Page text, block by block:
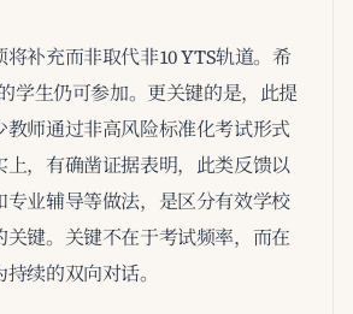
补充而非取代非10 YTS轨道。希
学生仍可参加。更关键的是，此提
教师通过非高风险标准化考试形式
上，有确凿证据表明，此类反馈以
专业辅导等做法，是区分有效学校
关键。关键不在于考试频率，而在
续的双向对话。